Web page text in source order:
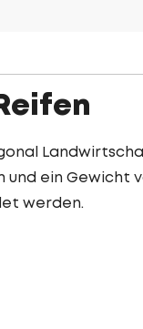
ein Gewicht
werden.